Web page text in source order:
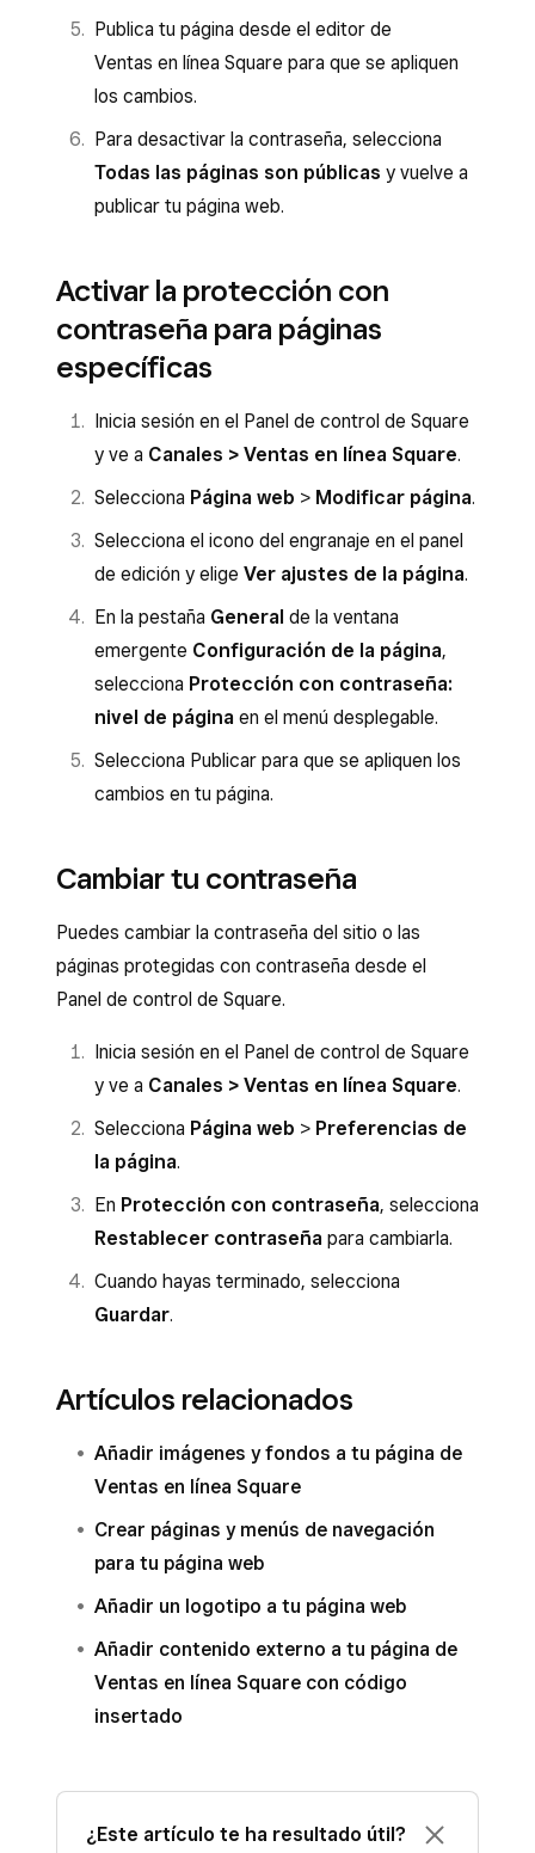
Publica tu página desde el editor de
Ventas en línea Square para que se apliquen
los cambios.
Para desactivar la contraseña, selecciona
Todas las páginas son públicas y vuelve a
publicar tu página web.
Activar la protección con
contraseña para páginas
específicas
Inicia sesión en el Panel de control de Square
y ve a Canales > Ventas en línea Square.
Selecciona Página web > Modificar página.
Selecciona el icono del engranaje en el panel
de edición y elige Ver ajustes de la página.
En la pestaña General de la ventana
emergente Configuración de la página,
selecciona Protección con contraseña:
nivel de página en el menú desplegable.
Selecciona Publicar para que se apliquen los
cambios en tu página.
Cambiar tu contraseña
Puedes cambiar la contraseña del sitio o las
páginas protegidas con contraseña desde el
Panel de control de Square.
Inicia sesión en el Panel de control de Square
y ve a Canales > Ventas en línea Square.
Selecciona Página web > Preferencias de
la página.
En Protección con contraseña, selecciona
Restablecer contraseña para cambiarla.
Cuando hayas terminado, selecciona
Guardar.
Artículos relacionados
Añadir imágenes y fondos a tu página de
Ventas en línea Square
Crear páginas y menús de navegación
para tu página web
Añadir un logotipo a tu página web
Añadir contenido externo a tu página de
Ventas en línea Square con código
insertado
¿Este artículo te ha resultado útil?